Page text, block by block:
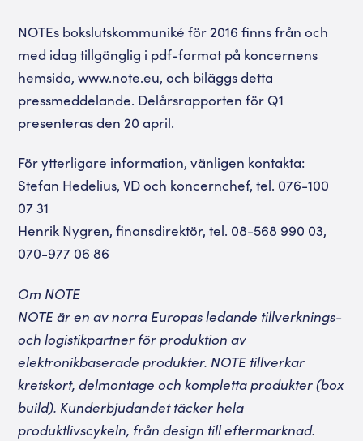
NOTEs bokslutskommuniké för 2016 finns från och
med idag tillgänglig i pdf-format på koncernens
hemsida, www.note.eu, och biläggs detta
pressmeddelande. Delårsrapporten för Q1
presenteras den 20 april.
För ytterligare information, vänligen kontakta:
Stefan Hedelius, VD och koncernchef, tel. 076-100
07 31
Henrik Nygren, finansdirektör, tel. 08-568 990 03,
070-977 06 86
Om NOTE
NOTE är en av norra Europas ledande tillverknings-
och logistikpartner för produktion av
elektronikbaserade produkter. NOTE tillverkar
kretskort, delmontage och kompletta produkter (box
build). Kunderbjudandet täcker hela
produktlivscykeln, från design till eftermarknad.